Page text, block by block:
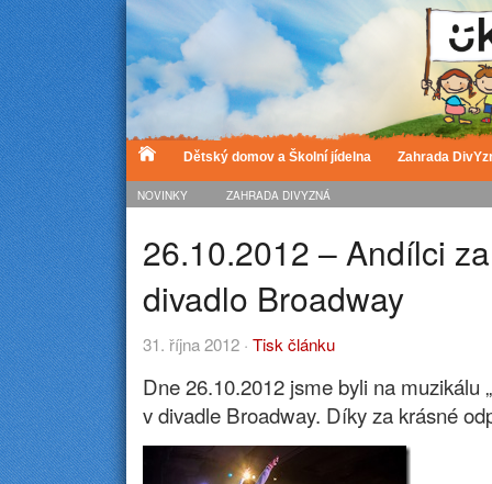
Dětský domov a Školní jídelna Zahrada
NOVINKY ZAHRADA DIVYZNÁ
26.10.2012 – Andílci
divadlo Broadway
31. října 2012 · Tisk článku
Dne 26.10.2012 jsme byli na muzikálu
v divadle Broadway. Díky za krásné